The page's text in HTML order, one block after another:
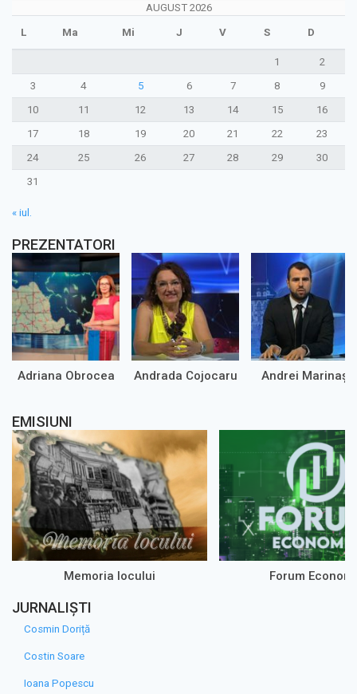
AUGUST 2026
L Ma Mi J V S D
1
2
3
4 5 6 7 8
9
10
11 12 13 14 15
16
17
18 19 20 21 22
23
24
25 26 27 28 29
30
31
« iul.
PREZENTATORI
Adriana Obrocea Andrada Cojocaru Andrei Marinaș
EMISIUNI
Memoria locului Forum
JURNALIȘTI
Cosmin Doriță
Costin Soare
Ioana Popescu